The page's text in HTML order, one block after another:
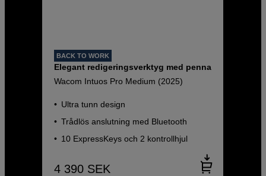
BACK TO WORK
Elegant redigeringsverktyg med penna
Wacom Intuos Pro Medium (2025)
Ultra tunn design
Trådlös anslutning med Bluetooth
10 ExpressKeys och 2 kontrollhjul
4 390 SEK